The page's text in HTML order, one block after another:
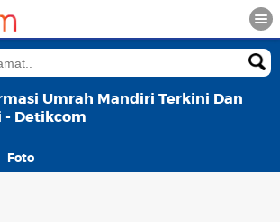
Umrah Mandiri Terkini Dan
- Detikcom
Foto